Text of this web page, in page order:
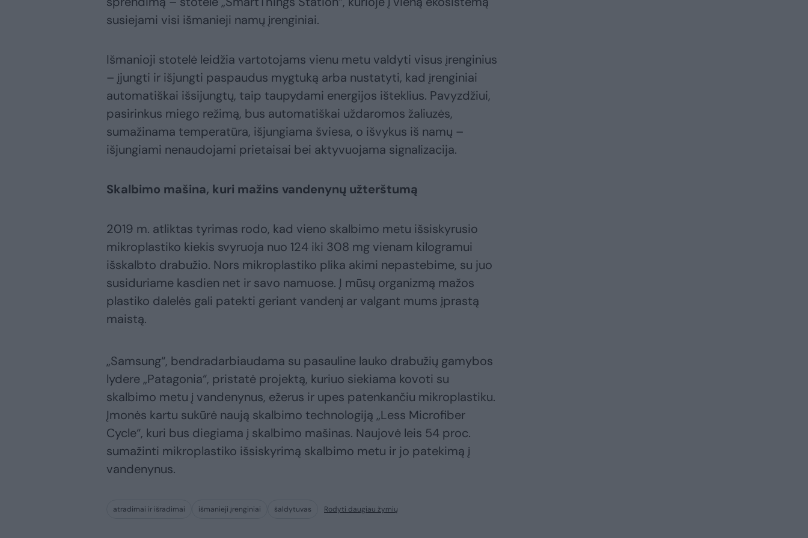
susiejami visi išmanieji namų įrenginiai.
Išmanioji stotelė leidžia vartotojams vienu metu valdyti visus įrenginius
– įjungti ir išjungti paspaudus mygtuką arba nustatyti, kad įrenginiai
automatiškai išsijungtų, taip taupydami energijos išteklius. Pavyzdžiui,
pasirinkus miego režimą, bus automatiškai uždaromos žaliuzės,
sumažinama temperatūra, išjungiama šviesa, o išvykus iš namų –
išjungiami nenaudojami prietaisai bei aktyvuojama signalizacija.
Skalbimo mašina, kuri mažins vandenynų užterštumą
2019 m. atliktas tyrimas rodo, kad vieno skalbimo metu išsiskyrusio
mikroplastiko kiekis svyruoja nuo 124 iki 308 mg vienam kilogramui
išskalbto drabužio. Nors mikroplastiko plika akimi nepastebime, su juo
susiduriame kasdien net ir savo namuose. Į mūsų organizmą mažos
plastiko dalelės gali patekti geriant vandenį ar valgant mums įprastą
maistą.
„Samsung“, bendradarbiaudama su pasauline lauko drabužių gamybos
lydere „Patagonia“, pristatė projektą, kuriuo siekiama kovoti su
skalbimo metu į vandenynus, ežerus ir upes patenkančiu mikroplastiku.
Įmonės kartu sukūrė naują skalbimo technologiją „Less Microfiber
Cycle“, kuri bus diegiama į skalbimo mašinas. Naujovė leis 54 proc.
sumažinti mikroplastiko išsiskyrimą skalbimo metu ir jo patekimą į
vandenynus.
atradimai ir išradimai išmanieji įrenginiai šaldytuvas Rodyti daugiau žymių